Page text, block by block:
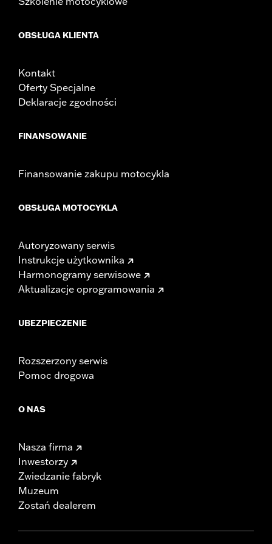
OBSŁUGA KLIENTA
Kontakt
Oferty Specjalne
Deklaracje zgodności
FINANSOWANIE
Finansowanie zakupu motocykla
OBSŁUGA MOTOCYKLA
Autoryzowany serwis
Instrukcje użytkownika
Harmonogramy serwisowe
Aktualizacje oprogramowania
UBEZPIECZENIE
Rozszerzony serwis
Pomoc drogowa
O NAS
Nasza firma
Inwestorzy
Zwiedzanie fabryk
Muzeum
Zostań dealerem